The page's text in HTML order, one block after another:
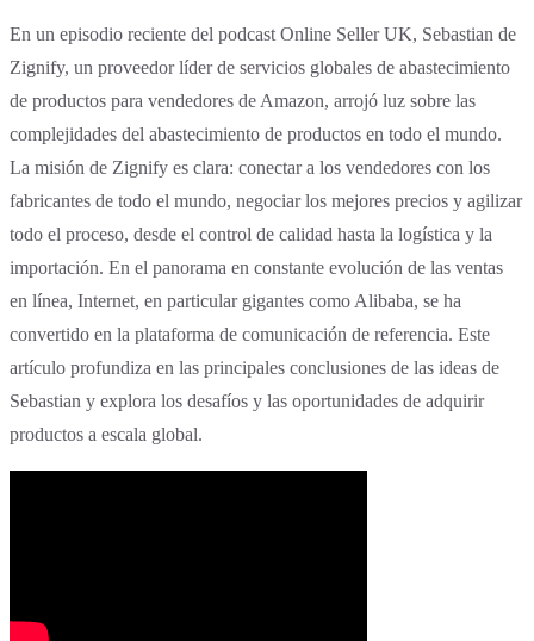
En un episodio reciente del podcast Online Seller UK, Sebastian de
Zignify, un proveedor líder de servicios globales de abastecimiento
de productos para vendedores de Amazon, arrojó luz sobre las
complejidades del abastecimiento de productos en todo el mundo.
La misión de Zignify es clara: conectar a los vendedores con los
fabricantes de todo el mundo, negociar los mejores precios y agilizar
todo el proceso, desde el control de calidad hasta la logística y la
importación. En el panorama en constante evolución de las ventas
en línea, Internet, en particular gigantes como Alibaba, se ha
convertido en la plataforma de comunicación de referencia. Este
artículo profundiza en las principales conclusiones de las ideas de
Sebastian y explora los desafíos y las oportunidades de adquirir
productos a escala global.